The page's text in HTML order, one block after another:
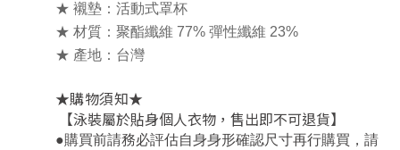
★ 襯墊：活動式罩杯
★ 材質：聚酯纖維 77% 彈性纖維 23%
★ 產地：台灣
★購物須知★
【泳裝屬於貼身個人衣物，售出即不可退貨】
●購買前請務必評估自身身形確認尺寸再行購買 ， 請